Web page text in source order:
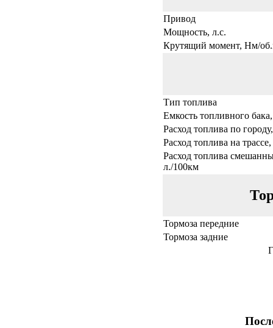
Привод
Мощность, л.с.
Крутящий момент, Нм/
Тип топлива
Емкость топливного
Расход топлива по
Расход топлива на
Расход топлива
л./100км
Тормоза передние
Тормоза задние